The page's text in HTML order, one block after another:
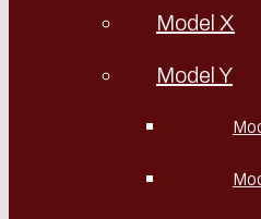
Model X
Model Y